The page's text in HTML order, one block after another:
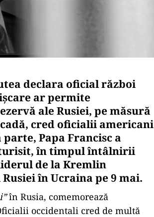
declara oficial război
ar permite
ale Rusiei, pe măsură
cred oficialii americani
Papa Francisc a
în timpul întâlnirii
de la Kremlin
în Ucraina pe 9 mai.
în Rusia, comemorează
occidentali cred de multă